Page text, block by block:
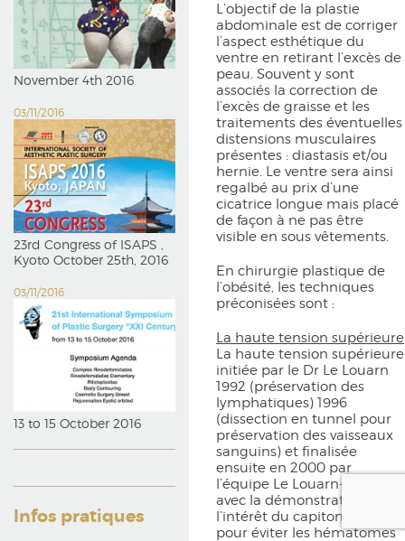
November 4th 2016
03/11/2016
23rd Congress of ISAPS ,
Kyoto October 25th, 2016
03/11/2016
13 to 15 October 2016
Infos pratiques
L’objectif de la plastie
abdominale est de corriger
l’aspect esthétique du
ventre en retirant l’excès de
peau. Souvent y sont
associés la correction de
l’excès de graisse et les
traitements des éventuelles
distensions musculaires
présentes : diastasis et/ou
hernie. Le ventre sera ainsi
regalbé au prix d’une
cicatrice longue mais placé
de façon à ne pas être
visible en sous vêtements.
En chirurgie plastique de
l’obésité, les techniques
préconisées sont :
La haute tension supérieure
La haute tension supérieure
initiée par le Dr Le Louarn
1992 (préservation des
lymphatiques) 1996
(dissection en tunnel pour
préservation des vaisseaux
sanguins) et finalisée
ensuite en 2000 par
l’équipe Le Louarn-Pascal
avec la démonstration de
l’intérêt du capitonnage
pour éviter les hématomes